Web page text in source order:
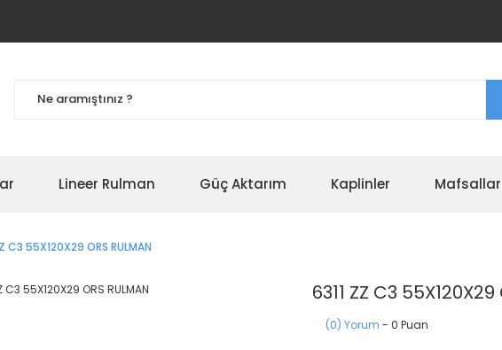
Lineer Rulman Güç Aktarım Kaplinler Mafsallar
C3 55X120X29 ORS RULMAN
6311 ZZ C3 55X120X29
(0) Yorum - 0 Puan